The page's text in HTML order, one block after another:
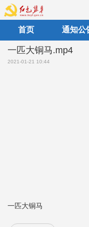
首页 通知公
一匹大铜马.mp4
2021-01-21 10:44
一匹大铜马